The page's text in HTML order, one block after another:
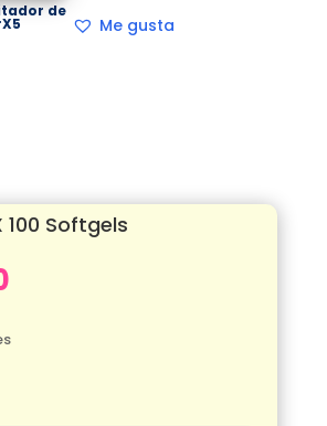
de
Me gusta
100 Softgels